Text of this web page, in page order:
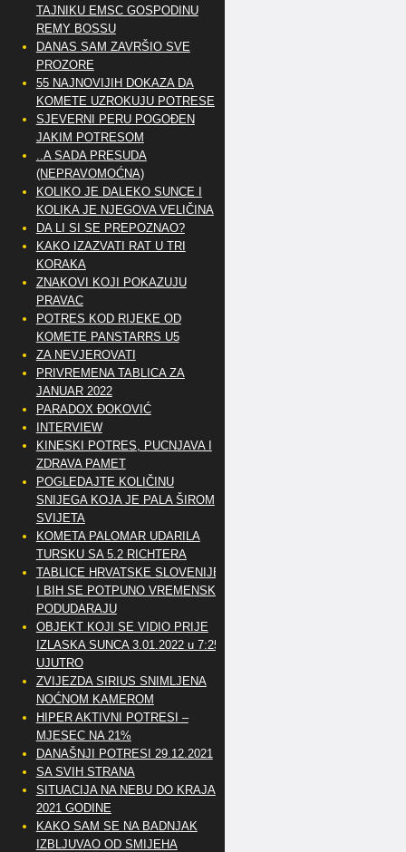
TAJNIKU EMSC GOSPODINU
REMY BOSSU
DANAS SAM ZAVRŠIO SVE
PROZORE
55 NAJNOVIJIH DOKAZA DA
KOMETE UZROKUJU POTRESE
SJEVERNI PERU POGOĐEN
JAKIM POTRESOM
..A SADA PRESUDA
(NEPRAVOMOĆNA)
KOLIKO JE DALEKO SUNCE I
KOLIKA JE NJEGOVA VELIČINA
DA LI SI SE PREPOZNAO?
KAKO IZAZVATI RAT U TRI
KORAKA
ZNAKOVI KOJI POKAZUJU
PRAVAC
POTRES KOD RIJEKE OD
KOMETE PANSTARRS U5
ZA NEVJEROVATI
PRIVREMENA TABLICA ZA
JANUAR 2022
PARADOX ĐOKOVIĆ
INTERVIEW
KINESKI POTRES, PUCNJAVA I
ZDRAVA PAMET
POGLEDAJTE KOLIČINU
SNIJEGA KOJA JE PALA ŠIROM
SVIJETA
KOMETA PALOMAR UDARILA
TURSKU SA 5.2 RICHTERA
TABLICE HRVATSKE SLOVENIJE
I BIH SE POTPUNO VREMENSKI
PODUDARAJU
OBJEKT KOJI SE VIDIO PRIJE
IZLASKA SUNCA 3.01.2022 u 7:25
UJUTRO
ZVIJEZDA SIRIUS SNIMLJENA
NOĆNOM KAMEROM
HIPER AKTIVNI POTRESI –
MJESEC NA 21%
DANAŠNJI POTRESI 29.12.2021
SA SVIH STRANA
SITUACIJA NA NEBU DO KRAJA
2021 GODINE
KAKO SAM SE NA BADNJAK
IZBLJUVAO OD SMIJEHA